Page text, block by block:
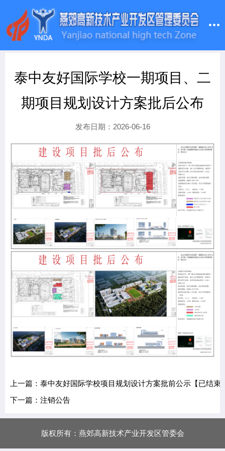
泰中友好国际学校一期项目、二
期项目规划设计方案批后公布
发布日期：2026-06-16
上一篇：泰中友好国际学校项目规划设计方案批前公示【已结束
下一篇：注销公告
版权所有：燕郊高新技术产业开发区管委会